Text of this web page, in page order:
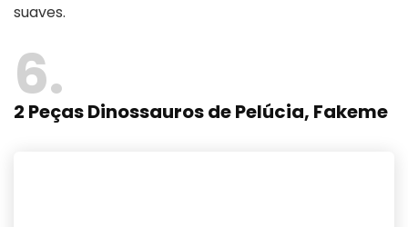
suaves.
6
2 Peças Dinossauros de Pelúcia, Fakeme